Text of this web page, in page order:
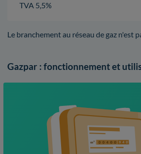
TVA 5,5%
Le branchement au réseau de gaz n'est
Gazpar : fonctionnement et